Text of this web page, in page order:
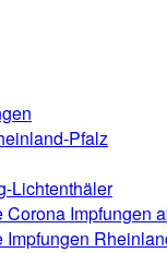
Pfalz
Lichtenthäler
Corona Impfungen
Impfungen